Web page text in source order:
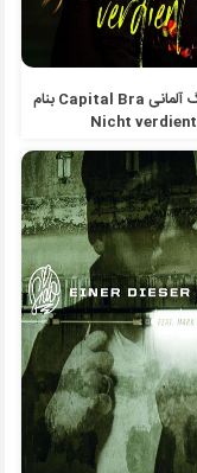
دانلود آهنگ آلمانی Capital Bra بنام
Nicht verdient